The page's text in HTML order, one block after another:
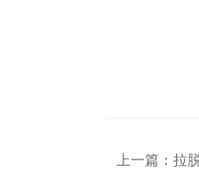
上一篇： 拉